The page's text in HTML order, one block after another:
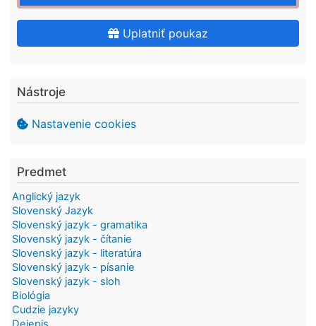
Uplatniť poukaz
Nástroje
Nastavenie cookies
Predmet
Anglický jazyk
Slovenský Jazyk
Slovenský jazyk - gramatika
Slovenský jazyk - čítanie
Slovenský jazyk - literatúra
Slovenský jazyk - písanie
Slovenský jazyk - sloh
Biológia
Cudzie jazyky